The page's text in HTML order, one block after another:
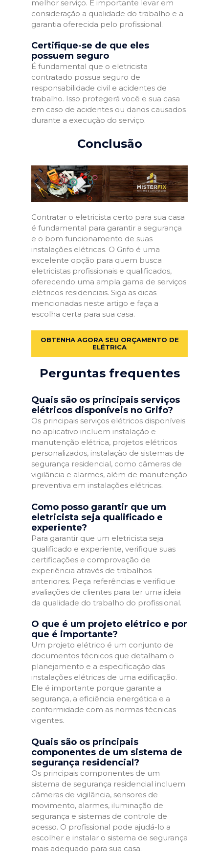
melhor serviço. É importante levar em
consideração a qualidade do trabalho e a
garantia oferecida pelo profissional.
Certifique-se de que eles
possuem seguro
É fundamental que o eletricista
contratado possua seguro de
responsabilidade civil e acidentes de
trabalho. Isso protegerá você e sua casa
em caso de acidentes ou danos causados
durante a execução do serviço.
Conclusão
Contratar o eletricista certo para sua casa
é fundamental para garantir a segurança
e o bom funcionamento de suas
instalações elétricas. O Grifo é uma
excelente opção para quem busca
eletricistas profissionais e qualificados,
oferecendo uma ampla gama de serviços
elétricos residenciais. Siga as dicas
mencionadas neste artigo e faça a
escolha certa para sua casa.
OBTENHA AGORA SEU ORÇAMENTO DE
ELÉTRICA
Perguntas frequentes
Quais são os principais serviços
elétricos disponíveis no Grifo?
Os principais serviços elétricos disponíveis
no aplicativo incluem instalação e
manutenção elétrica, projetos elétricos
personalizados, instalação de sistemas de
segurança residencial, como câmeras de
vigilância e alarmes, além de manutenção
preventiva em instalações elétricas.
Como posso garantir que um
eletricista seja qualificado e
experiente?
Para garantir que um eletricista seja
qualificado e experiente, verifique suas
certificações e comprovação de
experiência através de trabalhos
anteriores. Peça referências e verifique
avaliações de clientes para ter uma ideia
da qualidade do trabalho do profissional.
O que é um projeto elétrico e por
que é importante?
Um projeto elétrico é um conjunto de
documentos técnicos que detalham o
planejamento e a especificação das
instalações elétricas de uma edificação.
Ele é importante porque garante a
segurança, a eficiência energética e a
conformidade com as normas técnicas
vigentes.
Quais são os principais
componentes de um sistema de
segurança residencial?
Os principais componentes de um
sistema de segurança residencial incluem
câmeras de vigilância, sensores de
movimento, alarmes, iluminação de
segurança e sistemas de controle de
acesso. O profissional pode ajudá-lo a
escolher e instalar o sistema de segurança
mais adequado para sua casa.